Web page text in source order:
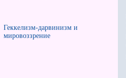
Геккелизм-дарвинизм и
мировоззрение